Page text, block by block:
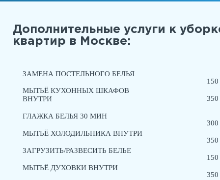
Дополнительные услуги к
квартир в Москве:
ЗАМЕНА ПОСТЕЛЬНОГО БЕЛЬЯ
МЫТЬЁ КУХОННЫХ ШКАФОВ
ВНУТРИ
ГЛАЖКА БЕЛЬЯ 30 МИН
МЫТЬЁ ХОЛОДИЛЬНИКА ВНУТРИ
ЗАГРУЗИТЬ/РАЗВЕСИТЬ БЕЛЬЕ
МЫТЬЁ ДУХОВКИ ВНУТРИ